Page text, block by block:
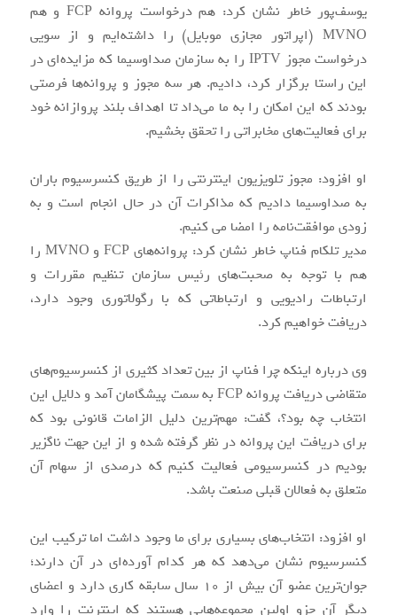
یوسف‌پور خاطر نشان کرد: هم درخواست پروانه FCP و هم
MVNO (اپراتور مجازی موبایل) را داشته‌ایم و از سویی
درخواست مجوز IPTV را به سازمان صداوسیما که مزایده‌ای در
این راستا برگزار کرد، دادیم. هر سه مجوز و پروانه‌ها فرصتی
بودند که این امکان را به ما می‌داد تا اهداف بلند پروازانه خود
برای فعالیت‌های مخابراتی را تحقق بخشیم.
او افزود: مجوز تلویزیون اینترنتی را از طریق کنسرسیوم باران
به صداوسیما دادیم که مذاکرات آن در حال انجام است و به
زودی موافقت‌نامه را امضا می کنیم.
مدیر تلکام فناپ خاطر نشان کرد: پروانه‌های FCP و MVNO را
هم با توجه به صحبت‌های رئیس سازمان تنظیم مقررات و
ارتباطات رادیویی و ارتباطاتی که با رگولاتوری وجود دارد،
دریافت خواهیم کرد.
وی درباره اینکه چرا فناپ از بین تعداد کثیری از کنسرسیوم‌های
متقاضی دریافت پروانه FCP به سمت پیشگامان آمد و دلایل این
انتخاب چه بود؟، گفت: مهم‌ترین دلیل الزامات قانونی بود که
برای دریافت این پروانه در نظر گرفته شده و از این جهت ناگزیر
بودیم در کنسرسیومی فعالیت کنیم که درصدی از سهام آن
متعلق به فعالان قبلی صنعت باشد.
او افزود: انتخاب‌های بسیاری برای ما وجود داشت اما ترکیب این
کنسرسیوم نشان می‌دهد که هر کدام آورده‌ای در آن دارند؛
جوان‌ترین عضو آن بیش از 10 سال سابقه کاری دارد و اعضای
دیگر آن جزو اولین مجموعه‌هایی هستند که اینترنت را وارد